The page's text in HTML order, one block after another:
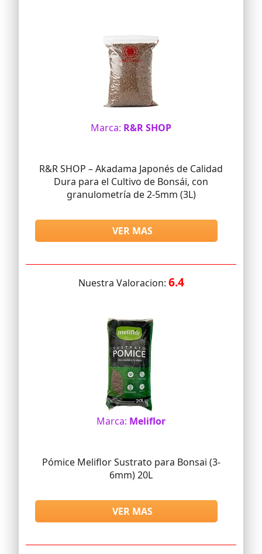
Marca: R&R SHOP
R&R SHOP – Akadama Japonés de Calidad
Dura para el Cultivo de Bonsái, con
granulometría de 2-5mm (3L)
VER MAS
Nuestra Valoracion: 6.4
Marca: Meliflor
Pómice Meliflor Sustrato para Bonsai (3-
6mm) 20L
VER MAS